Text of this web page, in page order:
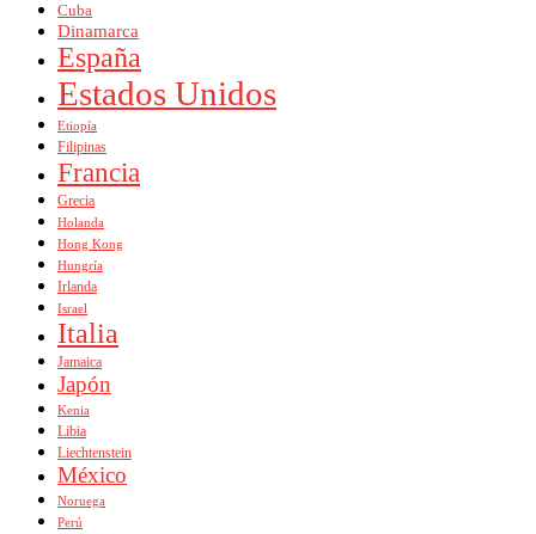
Cuba
Dinamarca
España
Estados Unidos
Etiopía
Filipinas
Francia
Grecia
Holanda
Hong Kong
Hungría
Irlanda
Israel
Italia
Jamaica
Japón
Kenia
Libia
Liechtenstein
México
Noruega
Perú